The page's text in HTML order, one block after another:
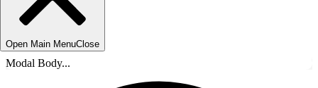
Open Main MenuClose
Modal Body...